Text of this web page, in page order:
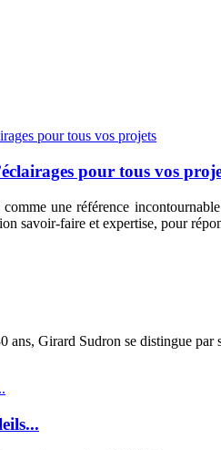
pour tous vos
une référence
savoir-faire et expertise, pour
ans, Girard Sudron se distingue